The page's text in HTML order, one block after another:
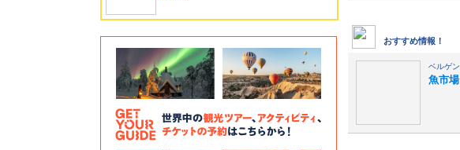
おすすめ情報！
ベルゲン
魚市場